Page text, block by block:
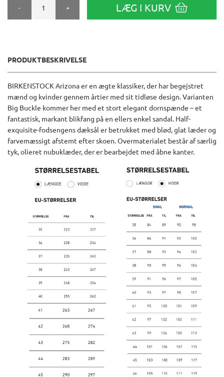
- + LÆG I KURV
PRODUKTBESKRIVELSE
BIRKENSTOCK Arizona er en ægte klassiker, der har begejstret
mænd og kvinder gennem årtier med sit tidløse design. Varianten
Big Buckle kommer her med et stort elegant dornspænde – et
fantastisk, markant blikfang på en ellers enkel sandal. Half-
exquisite-fodsengens dæksål er betrukket med blød, glat læder og
farvemæssigt afstemt efter skoen. Overmaterialet består af særlig
tyk, olieret nubuklæder, der er bearbejdet med åbne kanter.